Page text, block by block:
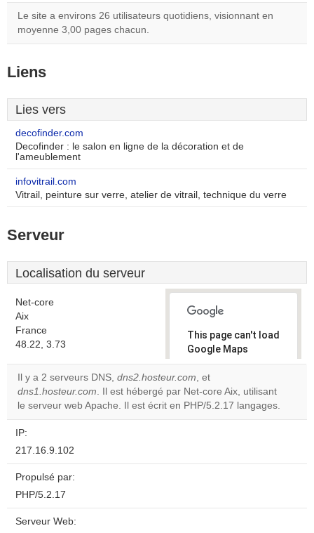
Le site a environs 26 utilisateurs quotidiens, visionnant en
moyenne 3,00 pages chacun.
Liens
Lies vers
decofinder.com
Decofinder : le salon en ligne de la décoration et de
l'ameublement
infovitrail.com
Vitrail, peinture sur verre, atelier de vitrail, technique du verre
Serveur
Localisation du serveur
Net-core
Aix
France
48.22, 3.73
This page can't load
Google Maps
correctly.
Do you
own this
OK
Il y a 2 serveurs DNS, dns2.hosteur.com, et
dns1.hosteur.com. Il est hébergé par Net-core Aix, utilisant
le serveur web Apache. Il est écrit en PHP/5.2.17 langages.
IP:
217.16.9.102
Propulsé par:
PHP/5.2.17
Serveur Web: